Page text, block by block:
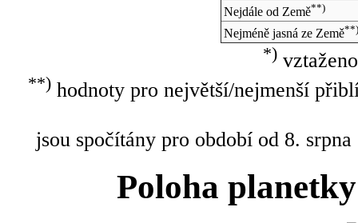
Nejdále od Země**)
Nejméně jasná ze Země**)
*)
**)hodnoty pro největší/nejmenší
jsou spočítány pro období od 8.
Poloha